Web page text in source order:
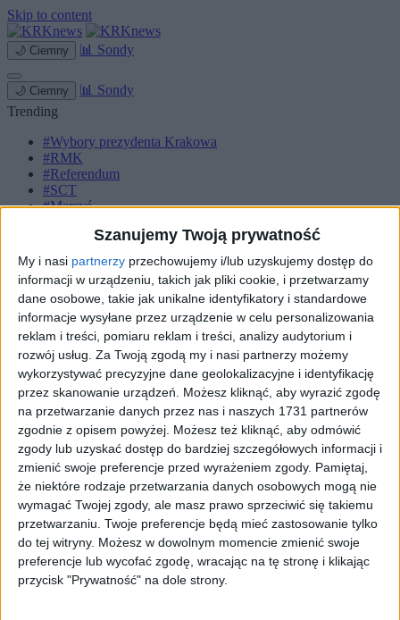
Szanujemy Twoją prywatność
My i nasi partnerzy przechowujemy i/lub uzyskujemy dostęp do
informacji w urządzeniu, takich jak pliki cookie, i przetwarzamy
dane osobowe, takie jak unikalne identyfikatory i standardowe
informacje wysyłane przez urządzenie w celu personalizowania
reklam i treści, pomiaru reklam i treści, analizy audytorium i
rozwój usług. Za Twoją zgodą my i nasi partnerzy możemy
wykorzystywać precyzyjne dane geolokalizacyjne i identyfikację
przez skanowanie urządzeń. Możesz kliknąć, aby wyrazić zgodę
na przetwarzanie danych przez nas i naszych 1731 partnerów
zgodnie z opisem powyżej. Możesz też kliknąć, aby odmówić
zgody lub uzyskać dostęp do bardziej szczegółowych informacji i
zmienić swoje preferencje przed wyrażeniem zgody. Pamiętaj,
że niektóre rodzaje przetwarzania danych osobowych mogą nie
wymagać Twojej zgody, ale masz prawo sprzeciwić się takiemu
przetwarzaniu. Twoje preferencje będą mieć zastosowanie tylko
do tej witryny. Możesz w dowolnym momencie zmienić swoje
preferencje lub wycofać zgodę, wracając na tę stronę i klikając
przycisk "Prywatność" na dole strony.
Skip to content
🌙 Ciemny 📊 Sondy
🌙 Ciemny 📊 Sondy
Trending
#Wybory prezydenta Krakowa
#RMK
#Referendum
#SCT
#Marcyś
Strona główna
Komunikacja
Zieleń
Inwestycje
Biznes
Sport
Kultura
Małopolska
Kryminalne
Tag #wypadek śmiertelny na torach
#wypadek śmiertelny na torach
artykułówBulwary Najnowsze
Sortuj:
Kategoria:
TOPBulwary · 22 paź 2022